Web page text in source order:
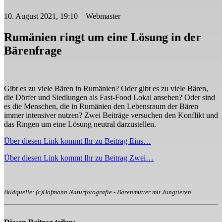
10. August 2021, 19:10 Webmaster
Rumänien ringt um eine Lösung in der
Bärenfrage
Gibt es zu viele Bären in Rumänien? Oder gibt es zu viele Bären,
die Dörfer und Siedlungen als Fast-Food Lokal ansehen? Oder sind
es die Menschen, die in Rumänien den Lebensraum der Bären
immer intensiver nutzen? Zwei Beiträge versuchen den Konflikt und
das Ringen um eine Lösung neutral darzustellen.
Über diesen Link kommt Ihr zu Beitrag Eins…
Über diesen Link kommt Ihr zu Beitrag Zwei…
Bildquelle: (c)Hofmann Naturfotografie - Bärenmutter mit Jungtieren